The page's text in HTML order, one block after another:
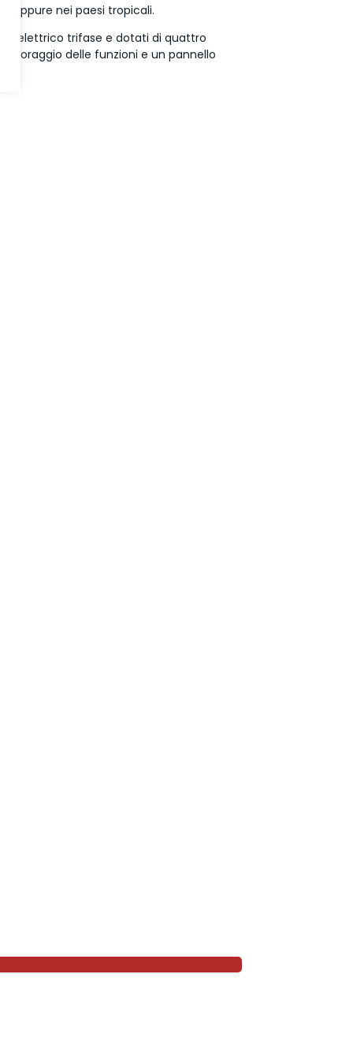
oppure nei paesi tropicali.
elettrico trifase e dotati di quattro
delle funzioni e un pannello